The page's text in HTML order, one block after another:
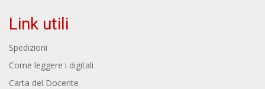
Link utili
Spedizioni
Come leggere i digitali
Carta del Docente